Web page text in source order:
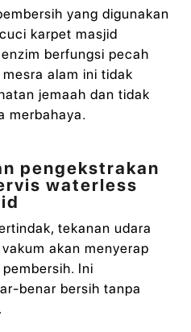
yang digunakan
karpet masjid
berfungsi pecah
alam ini tidak
jemaah dan tidak
merbahaya.
pengekstrakan
waterless
tekanan udara
akan menyerap
Ini
benar bersih tanpa